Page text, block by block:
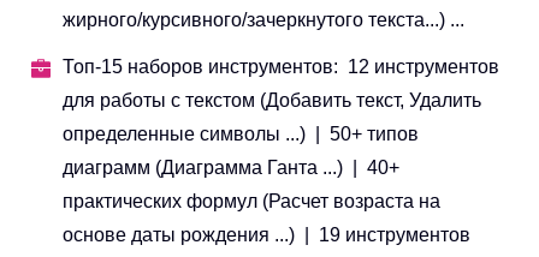
жирного/курсивного/зачеркнутого текста...) ...
Топ-15 наборов инструментов: 12 инструментов
для работы с текстом (Добавить текст, Удалить
определенные символы ...) | 50+ типов
диаграмм (Диаграмма Ганта ...) | 40+
практических формул (Расчет возраста на
основе даты рождения ...) | 19 инструментов